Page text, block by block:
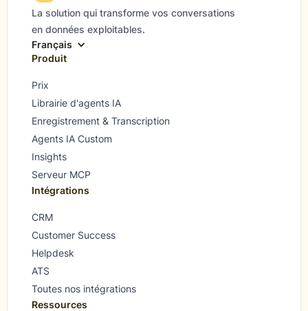
La solution qui transforme vos conversations
en données exploitables.
Français
Produit
Prix
Librairie d'agents IA
Enregistrement & Transcription
Agents IA Custom
Insights
Serveur MCP
Intégrations
CRM
Customer Success
Helpdesk
ATS
Toutes nos intégrations
Ressources